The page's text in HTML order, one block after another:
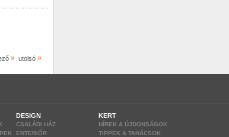
» utolsó »
DESIGN
CSALÁDI HÁZ
ENTERIŐR
KERT
HÍREK & ÚJDONSÁGOK
TIPPEK & TANÁCSOK